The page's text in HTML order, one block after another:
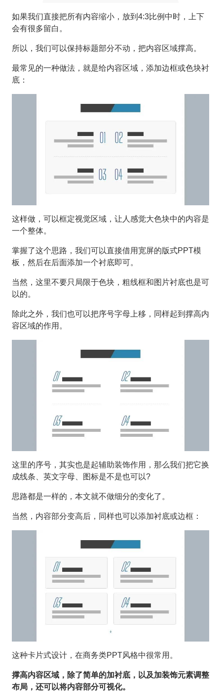
如果我们直接把所有内容缩小，放到4:3比例中时，上下
会有很多留白。
所以，我们可以保持标题部分不动，把内容区域撑高。
最常见的一种做法，就是给内容区域，添加边框或色块衬
底：
这样做，可以框定视觉区域，让人感觉大色块中的内容是
一个整体。
掌握了这个思路，我们可以直接借用宽屏的版式PPT模
板，然后在后面添加一个衬底即可。
当然，这里不要只局限于色块，粗线框和图片衬底也是可
以的。
除此之外，我们也可以把序号字母上移，同样起到撑高内
容区域的作用。
这里的序号，其实也是起辅助装饰作用，那么我们把它换
成线条、英文字母、图标是不是也可以?
思路都是一样的，本文就不做细分的变化了。
当然，内容部分变高后，同样也可以添加衬底或边框：
这种卡片式设计，在商务类PPT风格中很常用。
撑高内容区域，除了简单的加衬底，以及加装饰元素调整
布局，还可以将内容部分可视化。